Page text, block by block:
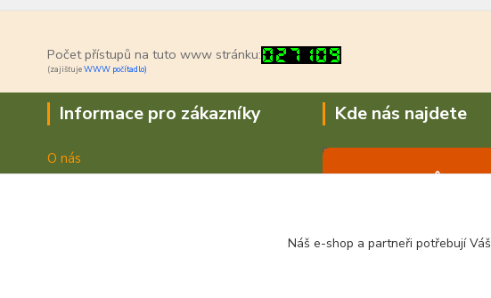
Počet přístupů na tuto www stránku:
(zajišťujeWWW počítadlo)
Informace pro zákazníky
O nás
Jak nakupovat
Kde nás najdete
Náš e-shop a partneři potřebují Váš